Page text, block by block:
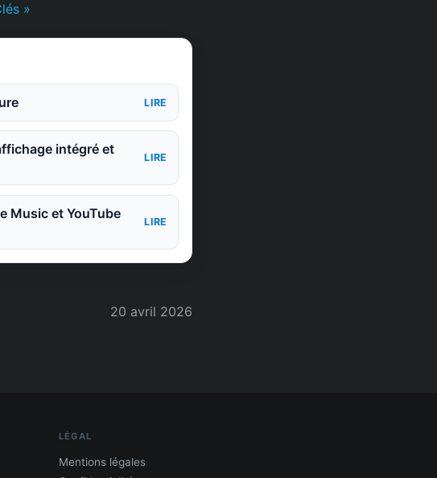
»
LIRE
intégré et
LIRE
Music et YouTube
LIRE
20 avril 2026
LÉGAL
Mentions légales